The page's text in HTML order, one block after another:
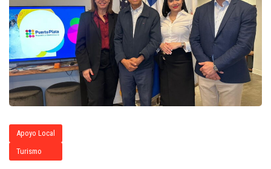
Apoyo Local
Turismo